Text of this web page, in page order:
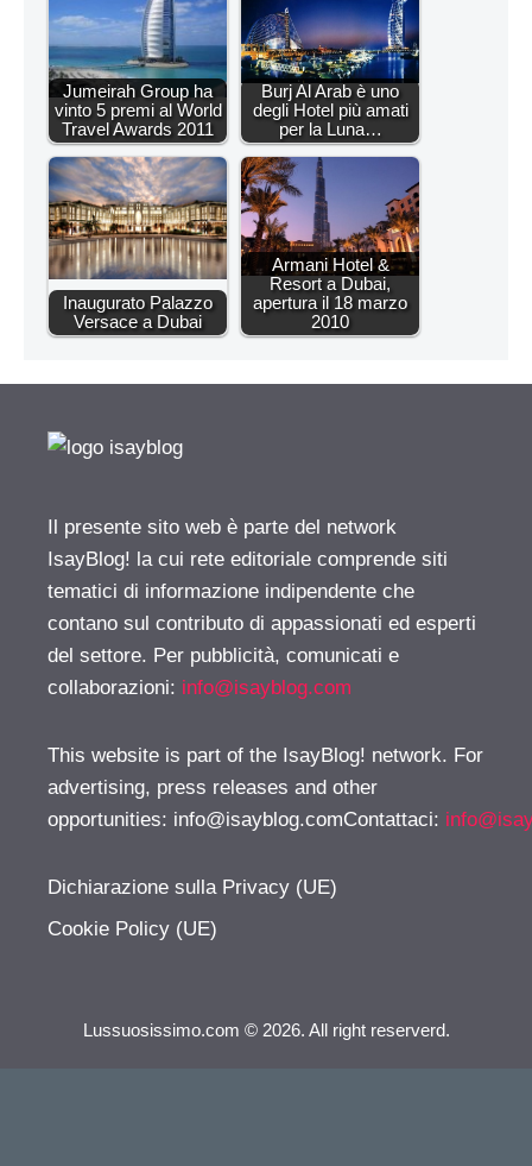
Jumeirah Group ha
vinto 5 premi al World
Travel Awards 2011
Burj Al Arab è uno
degli Hotel più amati
per la Luna…
Inaugurato Palazzo
Versace a Dubai
Armani Hotel &
Resort a Dubai,
apertura il 18 marzo
2010
Il presente sito web è parte del network
IsayBlog! la cui rete editoriale comprende siti
tematici di informazione indipendente che
contano sul contributo di appassionati ed esperti
del settore. Per pubblicità, comunicati e
collaborazioni: info@isayblog.com
This website is part of the IsayBlog! network. For
advertising, press releases and other
opportunities: info@isayblog.comContattaci:
Dichiarazione sulla Privacy (UE)
Cookie Policy (UE)
Lussuosissimo.com © 2026. All right reserverd.